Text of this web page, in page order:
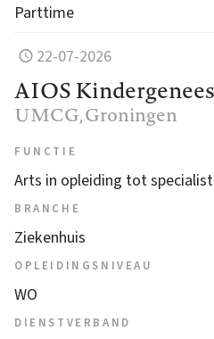
Parttime
22-07-2026
AIOS
UMCG, Groningen
FUNCTIE
Arts in opleiding tot specialist
BRANCHE
Ziekenhuis
OPLEIDINGSNIVEAU
WO
DIENSTVERBAND